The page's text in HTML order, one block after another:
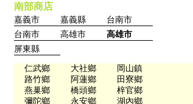
南部商店
嘉義市 嘉義縣
台南市
台南市
高雄市
高雄市
屏東縣
仁武鄉 大社鄉
岡山鎮
路竹鄉
阿蓮鄉
田寮鄉
燕巢鄉
橋頭鄉
梓官鄉
彌陀鄉
永安鄉 湖內鄉